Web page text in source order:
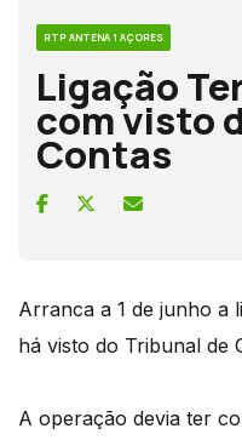
RTP ANTENA 1 AÇORES
Ligação
com visto
Contas
Arranca a 1 de junho a
há visto do Tribunal de
A operação devia ter